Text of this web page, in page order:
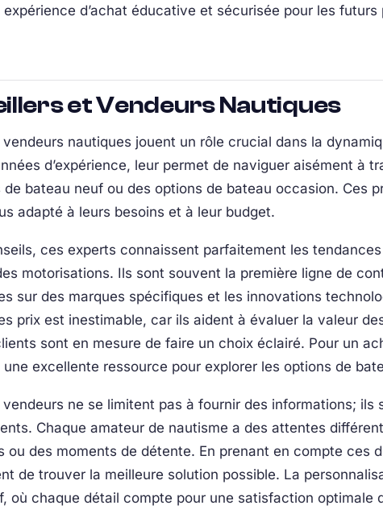
d’achat éducative et sécurisée pour les
et Vendeurs Nautiques
nautiques jouent un rôle crucial dans la
d’expérience, leur permet de naviguer aisément à
de bateau neuf ou des options de bateau occasion. Ces
adapté à leurs besoins et à leur budget.
ces experts connaissent parfaitement les
motorisations. Ils sont souvent la première ligne de
sur des marques spécifiques et les innovations
prix est inestimable, car ils aident à évaluer la valeur
sont en mesure de faire un choix éclairé. Pour un
une excellente ressource pour explorer les options de
ne se limitent pas à fournir des informations;
Chaque amateur de nautisme a des attentes
ou des moments de détente. En prenant en compte ces
de trouver la meilleure solution possible. La
où chaque détail compte pour une satisfaction optimale